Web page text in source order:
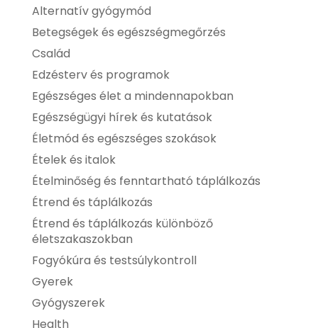
Alternatív gyógymód
Betegségek és egészségmegőrzés
Család
Edzésterv és programok
Egészséges élet a mindennapokban
Egészségügyi hírek és kutatások
Életmód és egészséges szokások
Ételek és italok
Ételminőség és fenntartható táplálkozás
Étrend és táplálkozás
Étrend és táplálkozás különböző
életszakaszokban
Fogyókúra és testsúlykontroll
Gyerek
Gyógyszerek
Health